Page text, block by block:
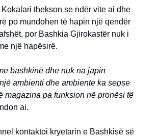
thekson se ndër vite ai dhe
po mundohen të hapin një qendër
por Bashkia Gjirokastër nuk i
një hapësirë.
bashkinë dhe nuk na japin
ambienti dhe ambiente ka sepse
magazina pa funksion në pronësi të
ai.
kontaktoi kryetarin e Bashkisë së